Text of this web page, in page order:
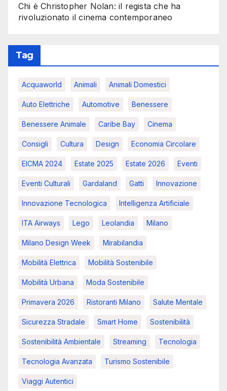
Chi è Christopher Nolan: il regista che ha
rivoluzionato il cinema contemporaneo
Tag
Acquaworld Animali Animali Domestici
Auto Elettriche Automotive Benessere
Benessere Animale Caribe Bay Cinema
Consigli Cultura Design Economia Circolare
EICMA 2024 Estate 2025 Estate 2026 Eventi
Eventi Culturali Gardaland Gatti Innovazione
Innovazione Tecnologica Intelligenza Artificiale
ITA Airways Lego Leolandia Milano
Milano Design Week Mirabilandia
Mobilità Elettrica Mobilità Sostenibile
Mobilità Urbana Moda Sostenibile
Primavera 2026 Ristoranti Milano Salute Mentale
Sicurezza Stradale Smart Home Sostenibilità
Sostenibilità Ambientale Streaming Tecnologia
Tecnologia Avanzata Turismo Sostenibile
Viaggi Autentici